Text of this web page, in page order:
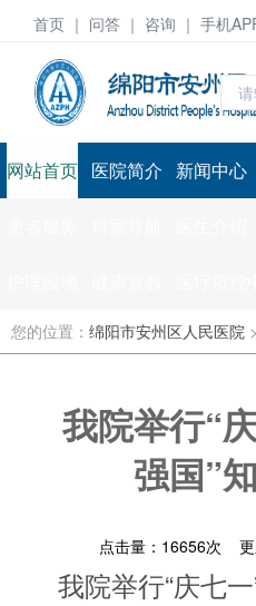
首页 ｜ 问答 ｜ 咨询 ｜ 手机
网站首页 医院简介 新闻中心
您的位置： 绵阳市安州区人民医院 >
我院举行“
强国”
点击量： 16656次 更
我院举行“庆七